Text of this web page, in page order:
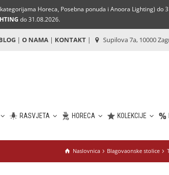
Horeca, Posebna ponuda i Anoora Lighting) do
do 31.08.2026.
| O NAMA | KONTAKT | Supilova 7a, 10000
RASVJETA HORECA KOLEKCIJE
Naslovnica Blagovaonske stolice